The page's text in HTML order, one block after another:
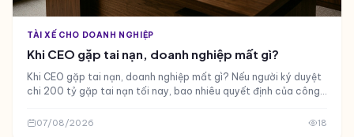
TÀI XẾ CHO DOANH NGHIỆP
Khi CEO gặp tai nạn, doanh nghiệp mất gì?
Khi CEO gặp tai nạn, doanh nghiệp mất gì? Nếu người ký duyệt
chi 200 tỷ gặp tai nạn tối nay, bao nhiêu quyết định của công
07/08/2026 18